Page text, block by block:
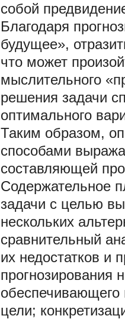
собой
Благодаря
будущее»,
что может
мыслительного
решения задачи
оптимального
Таким образом,
способами
составляющей
Содержательное
задачи с целью
нескольких
сравнительный
их недостатков
прогнозирования
цели;